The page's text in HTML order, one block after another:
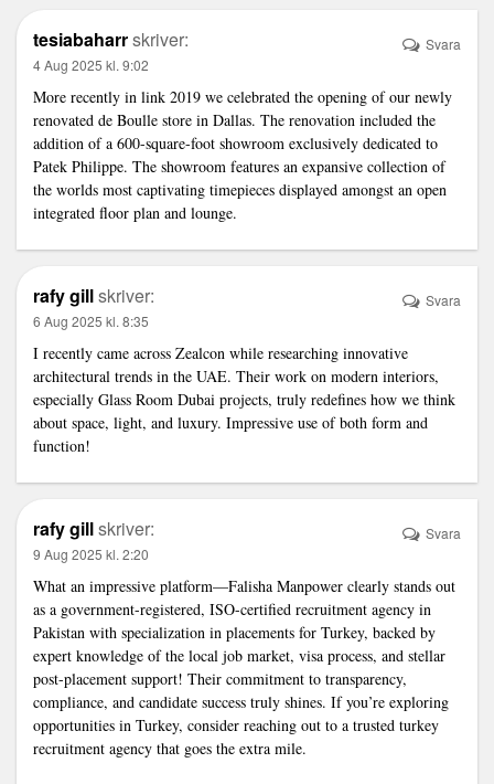
tesiabaharrskriver:
4 Aug 2025 kl. 9:02
More recently in link 2019 we celebrated the opening of our newly
renovated de Boulle store in Dallas. The renovation included the
addition of a 600-square-foot showroom exclusively dedicated to
Patek Philippe. The showroom features an expansive collection of
the worlds most captivating timepieces displayed amongst an open
integrated floor plan and lounge.
Svara
rafy gillskriver:
6 Aug 2025 kl. 8:35
I recently came across Zealcon while researching innovative
architectural trends in the UAE. Their work on modern interiors,
especially Glass Room Dubai projects, truly redefines how we think
about space, light, and luxury. Impressive use of both form and
function!
Svara
rafy gillskriver:
9 Aug 2025 kl. 2:20
What an impressive platform—Falisha Manpower clearly stands out
as a government-registered, ISO-certified recruitment agency in
Pakistan with specialization in placements for Turkey, backed by
expert knowledge of the local job market, visa process, and stellar
post-placement support! Their commitment to transparency,
compliance, and candidate success truly shines. If you’re exploring
opportunities in Turkey, consider reaching out to a trusted turkey
recruitment agency that goes the extra mile.
Svara